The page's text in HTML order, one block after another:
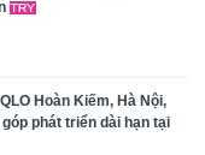
Hoàn Kiếm, Hà Nội,
phát triển dài hạn tại